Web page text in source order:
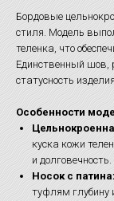
Бордовые
стиля. Модель
теленка, что
Единственный шов,
статусность
Особенности
куска кожи
и долговечность.
Носок с
туфлям глубину